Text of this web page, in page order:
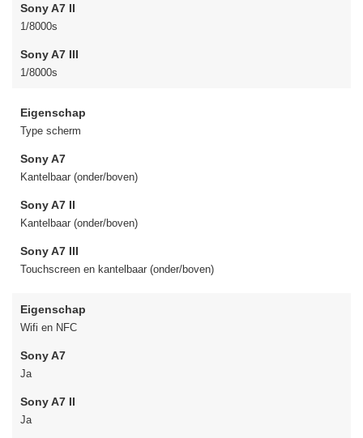
Sony A7 II
1/8000s
Sony A7 III
1/8000s
Eigenschap
Type scherm
Sony A7
Kantelbaar (onder/boven)
Sony A7 II
Kantelbaar (onder/boven)
Sony A7 III
Touchscreen en kantelbaar (onder/boven)
Eigenschap
Wifi en NFC
Sony A7
Ja
Sony A7 II
Ja